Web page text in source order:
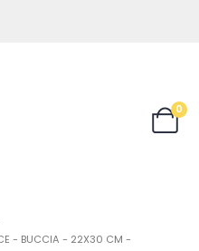
0
- BUCCIA - 22X30 CM -